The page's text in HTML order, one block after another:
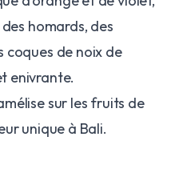
homards, des
coques de noix de
enivrante.
sur les fruits de
unique à Bali.